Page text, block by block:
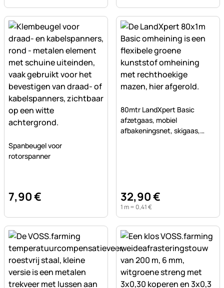
Spanbeugel voor
rotorspanner
7,90€
80mtr LandXpert Basic
afzetgaas, mobiel
afbakeningsnet, skigaas,
32,90€
1 m = 0,41€